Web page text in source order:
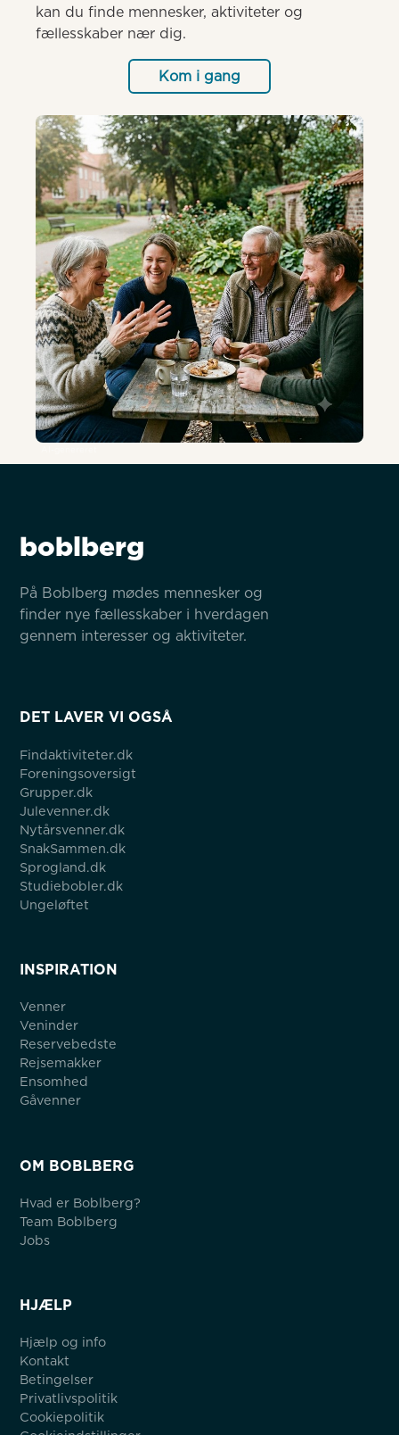
kan du finde mennesker, aktiviteter og
fællesskaber nær dig.
Kom i gang
boblberg
På Boblberg mødes mennesker og
finder nye fællesskaber i hverdagen
gennem interesser og aktiviteter.
DET LAVER VI OGSÅ
Findaktiviteter.dk
Foreningsoversigt
Grupper.dk
Julevenner.dk
Nytårsvenner.dk
SnakSammen.dk
Sprogland.dk
Studiebobler.dk
Ungeløftet
INSPIRATION
Venner
Veninder
Reservebedste
Rejsemakker
Ensomhed
Gåvenner
OM BOBLBERG
Hvad er Boblberg?
Team Boblberg
Jobs
HJÆLP
Hjælp og info
Kontakt
Betingelser
Privatlivspolitik
Cookiepolitik